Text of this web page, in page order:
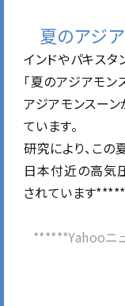
夏のアジ
インドやパキス
「夏のアジアモン
アジアモンスー
ています。
研究により、この
日本付近の高気
されています
******Yahooニ